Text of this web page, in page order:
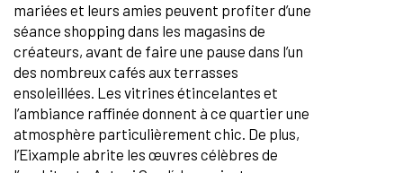
mariées et leurs amies peuvent profiter d’une
séance shopping dans les magasins de
créateurs, avant de faire une pause dans l’un
des nombreux cafés aux terrasses
ensoleillées. Les vitrines étincelantes et
l’ambiance raffinée donnent à ce quartier une
atmosphère particulièrement chic. De plus,
l’Eixample abrite les œuvres célèbres de